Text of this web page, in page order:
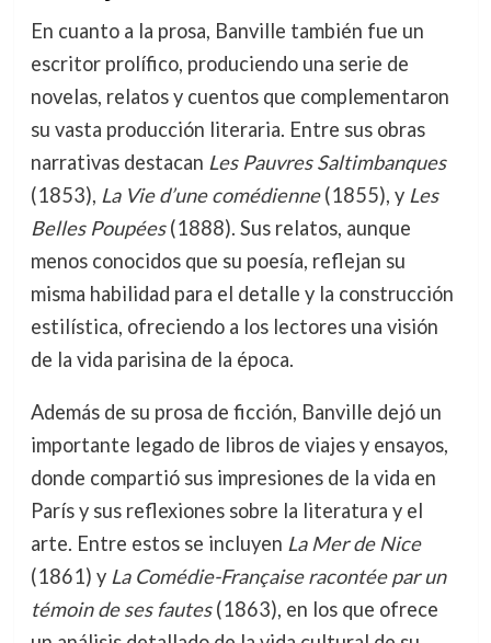
En cuanto a la prosa, Banville también fue un
escritor prolífico, produciendo una serie de
novelas, relatos y cuentos que complementaron
su vasta producción literaria. Entre sus obras
narrativas destacan Les Pauvres Saltimbanques
(1853), La Vie d’une comédienne(1855), y Les
Belles Poupées(1888). Sus relatos, aunque
menos conocidos que su poesía, reflejan su
misma habilidad para el detalle y la construcción
estilística, ofreciendo a los lectores una visión
de la vida parisina de la época.
Además de su prosa de ficción, Banville dejó un
importante legado de libros de viajes y ensayos,
donde compartió sus impresiones de la vida en
París y sus reflexiones sobre la literatura y el
arte. Entre estos se incluyen La Mer de Nice
(1861) y La Comédie-Française racontée par un
témoin de ses fautes(1863), en los que ofrece